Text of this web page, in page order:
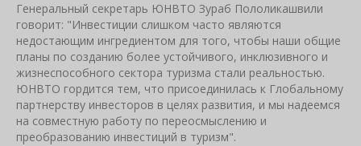
Генеральный секретарь ЮНВТО Зураб Пололикашвили
говорит: "Инвестиции слишком часто являются
недостающим ингредиентом для того, чтобы наши общие
планы по созданию более устойчивого, инклюзивного и
жизнеспособного сектора туризма стали реальностью.
ЮНВТО гордится тем, что присоединилась к Глобальному
партнерству инвесторов в целях развития, и мы надеемся
на совместную работу по переосмыслению и
преобразованию инвестиций в туризм".